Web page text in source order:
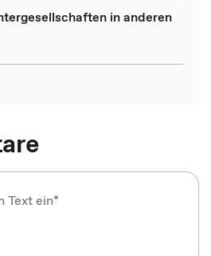
in anderen